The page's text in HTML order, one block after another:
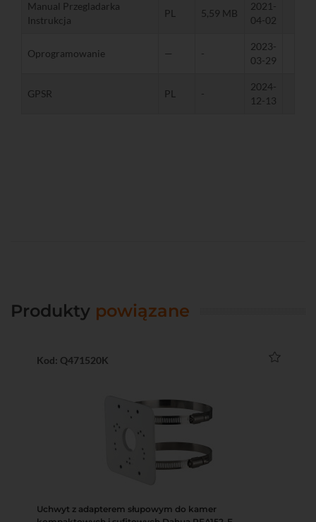
Manual Przegladarka
Instrukcja
PL 5,59 MB
2021-
04-02
Oprogramowanie — -
2023-
03-29
GPSR PL -
2024-
12-13
Produkty powiązane
Kod: Q471520K
Uchwyt z adapterem słupowym do kamer